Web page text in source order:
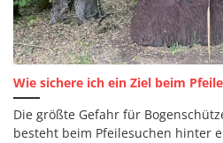
Wie sichere ich ein Ziel beim
Die größte Gefahr für
besteht beim Pfeilesuchen hinter